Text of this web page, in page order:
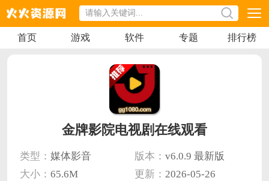
首页 游戏 软件 专题 排行榜
金牌影院电视剧在线观看
类型： 媒体影音 版本： v6.0.9 最新版
大小： 65.6M 更新： 2026-05-26